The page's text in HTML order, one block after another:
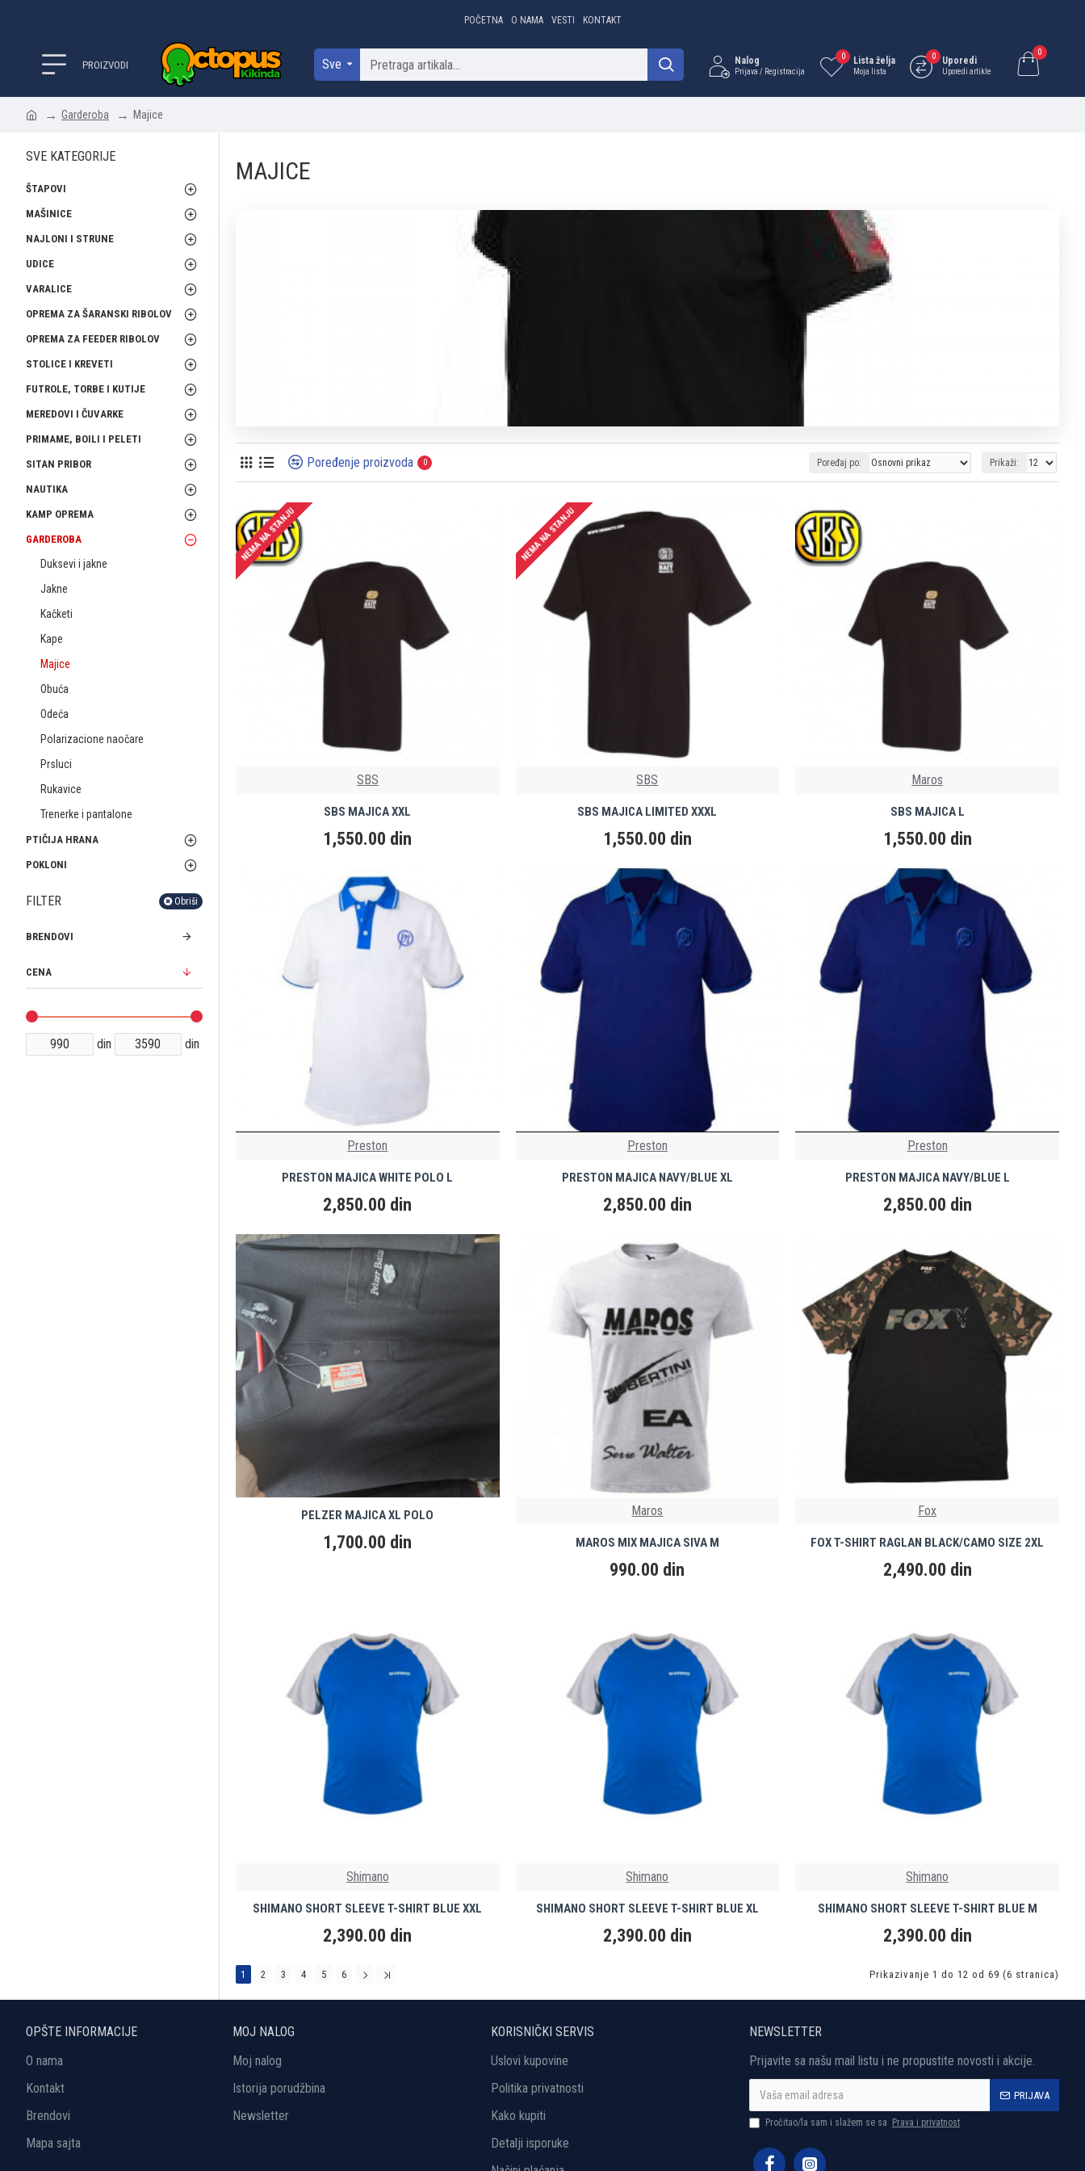
POČETNA O NAMA VESTI KONTAKT
PROIZVODI Sve Nalog
Prijava / Registracija
Lista želja
Moja lista
0 Uporedi
Uporedi artikle
0 0
Garderoba Majice
SVE KATEGORIJE
ŠTAPOVI
MAŠINICE
NAJLONI I STRUNE
UDICE
VARALICE
OPREMA ZA ŠARANSKI RIBOLOV
OPREMA ZA FEEDER RIBOLOV
STOLICE I KREVETI
FUTROLE, TORBE I KUTIJE
MEREDOVI I ČUVARKE
PRIMAME, BOILI I PELETI
SITAN PRIBOR
NAUTIKA
KAMP OPREMA
GARDEROBA
Duksevi i jakne
Jakne
Kačketi
Kape
Majice
Obuća
Odeća
Polarizacione naočare
Prsluci
Rukavice
Trenerke i pantalone
PTIČIJA HRANA
POKLONI
FILTER Obriši
CENA
din din
BRENDOVI
MAJICE
Poređenje proizvoda 0 Poređaj po: Prikaži:
NEMA NA STANJU
SBS
SBS MAJICA XXL
1,550.00 din
NEMA NA STANJU
SBS
SBS MAJICA LIMITED XXXL
1,550.00 din
Maros
SBS MAJICA L
1,550.00 din
Preston
PRESTON MAJICA WHITE POLO L
2,850.00 din
Preston
PRESTON MAJICA NAVY/BLUE XL
2,850.00 din
Preston
PRESTON MAJICA NAVY/BLUE L
2,850.00 din
PELZER MAJICA XL POLO
1,700.00 din
Maros
MAROS MIX MAJICA SIVA M
990.00 din
Fox
FOX T-SHIRT RAGLAN BLACK/CAMO SIZE 2XL
2,490.00 din
Shimano
SHIMANO SHORT SLEEVE T-SHIRT BLUE XXL
2,390.00 din
Shimano
SHIMANO SHORT SLEEVE T-SHIRT BLUE XL
2,390.00 din
Shimano
SHIMANO SHORT SLEEVE T-SHIRT BLUE M
2,390.00 din
1 2 3 4 5 6 Prikazivanje 1 do 12 od 69 (6 stranica)
OPŠTE INFORMACIJE
O nama
Kontakt
Brendovi
Mapa sajta
MOJ NALOG
Moj nalog
Istorija porudžbina
Newsletter
KORISNIČKI SERVIS
Uslovi kupovine
Politika privatnosti
Kako kupiti
Detalji isporuke
NEWSLETTER
Prijavite sa našu mail listu i ne propustite novosti i akcije.
PRIJAVA
Pročitao/la sam i slažem se sa Prava i privatnost